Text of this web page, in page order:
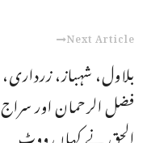
Next Article
بلاول، شہباز، زرداری،
فضل الرحمان اور سراج
الحق نے کہاں ووٹ